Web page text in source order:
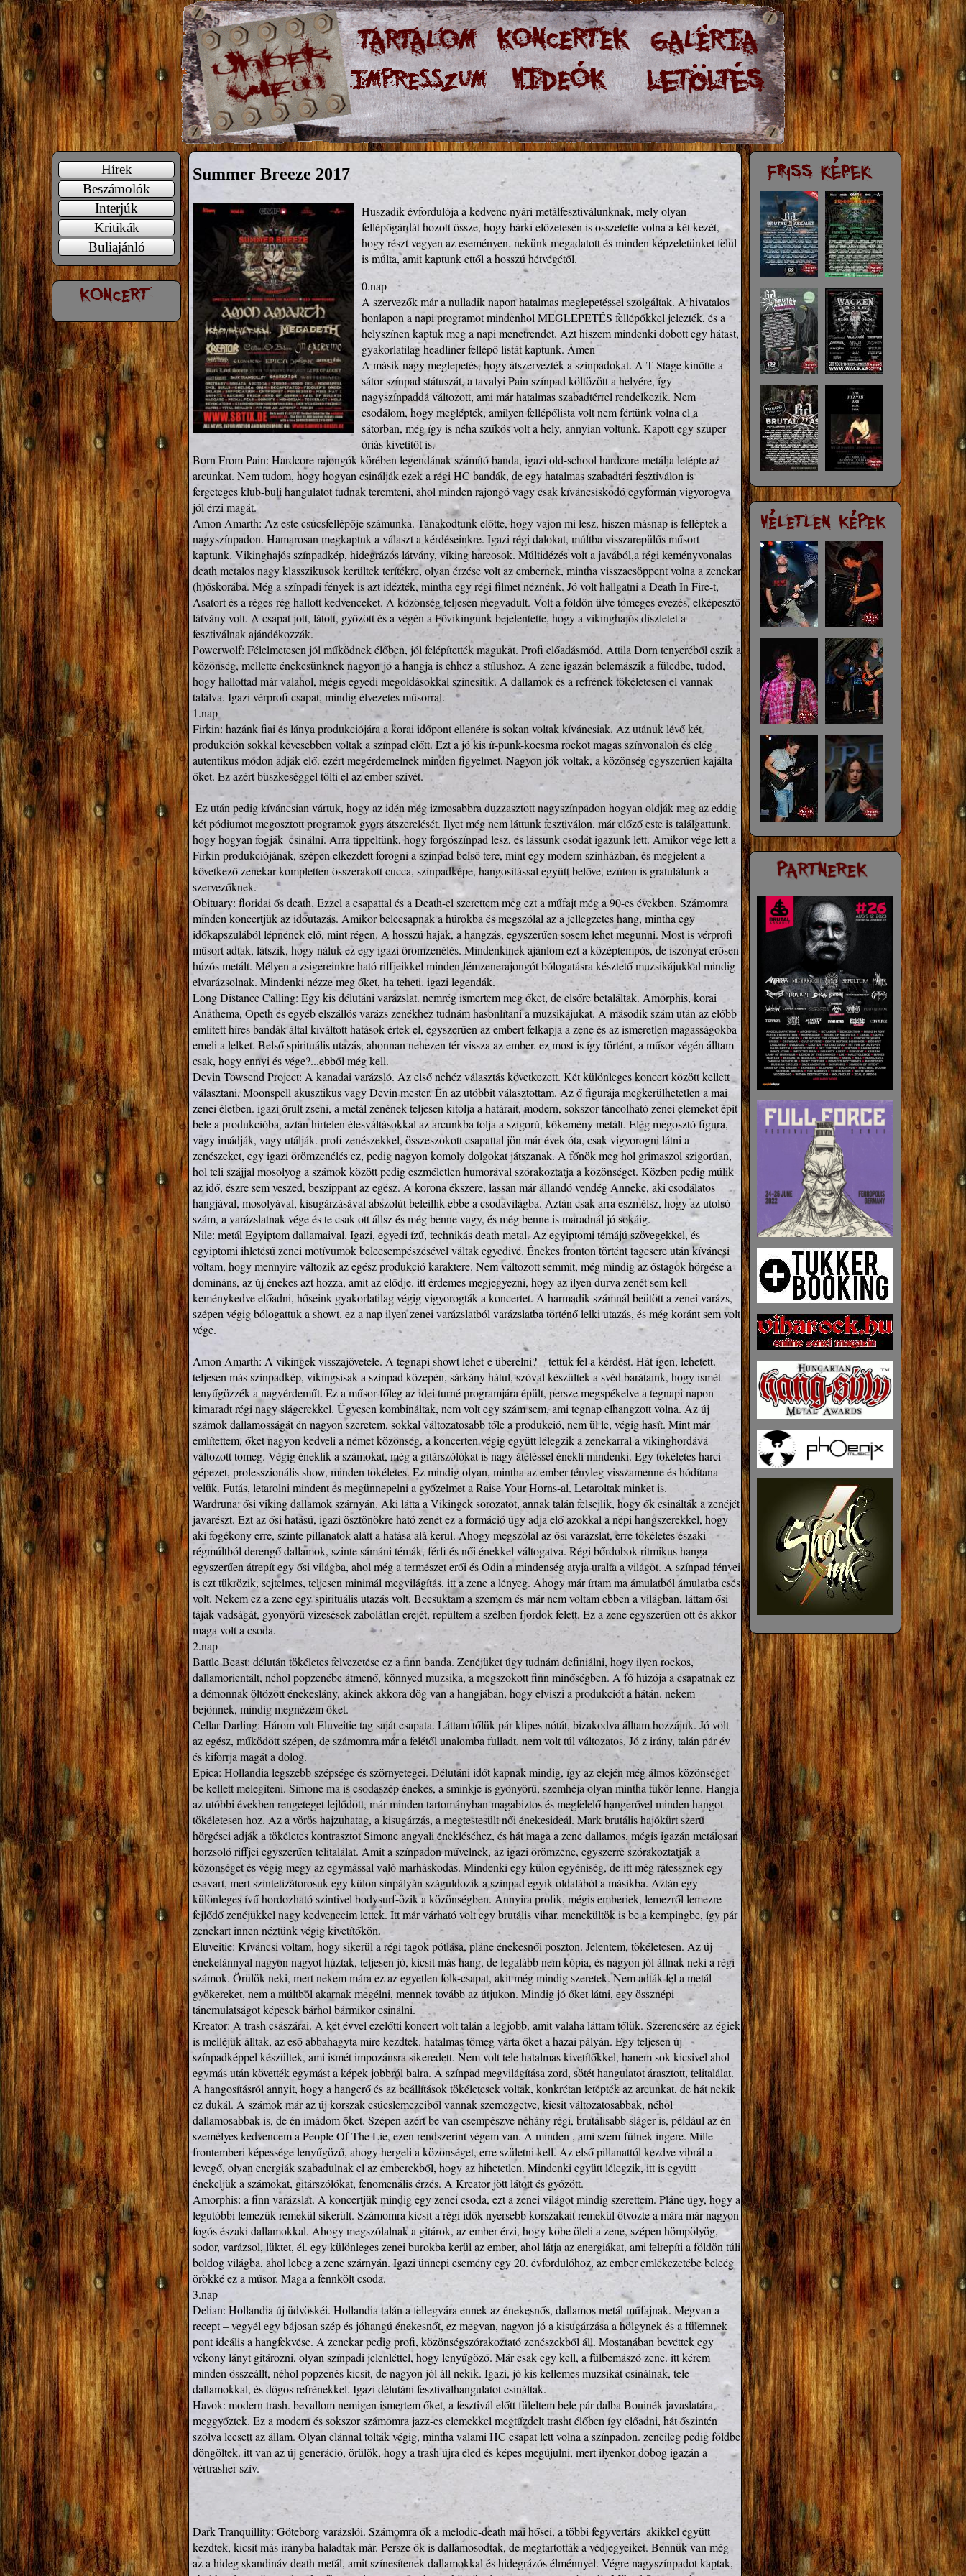
Hírek
Beszámolók
Interjúk
Kritikák
Buliajánló
Summer Breeze 2017
Huszadik évfordulója a kedvenc nyári metálfesztiválunknak, mely olyan
fellépőgárdát hozott össze, hogy bárki előzetesen is összetette volna a két kezét,
hogy részt vegyen az eseményen. nekünk megadatott és minden képzeletünket felül
is múlta, amit kaptunk ettől a hosszú hétvégétől.
0.nap
A szervezők már a nulladik napon hatalmas meglepetéssel szolgáltak. A hivatalos honlapon a napi programot mindenhol MEGLEPETÉS fellépőkkel jelezték, és a helyszínen kaptuk meg a napi menetrendet. Azt hiszem mindenki dobott egy hátast, gyakorlatilag headliner fellépő listát kaptunk. Ámen
A másik nagy meglepetés, hogy átszervezték a színpadokat. A T-Stage kinőtte a sátor színpad státuszát, a tavalyi Pain színpad költözött a helyére, így nagyszínpaddá változott, ami már hatalmas szabadtérrel rendelkezik. Nem csodálom, hogy meglépték, amilyen fellépőlista volt nem fértünk volna el a sátorban, még így is néha szűkös volt a hely, annyian voltunk. Kapott egy szuper óriás kivetítőt is.
Born From Pain: Hardcore rajongók körében legendának számító banda, igazi old-school hardcore metálja letépte az arcunkat. Nem tudom, hogy hogyan csinálják ezek a régi HC bandák, de egy hatalmas szabadtéri fesztiválon is fergeteges klub-buli hangulatot tudnak teremteni, ahol minden rajongó vagy csak kíváncsiskodó egyformán vigyorogva jól érzi magát.
Amon Amarth: Az este csúcsfellépője számunka. Tanakodtunk előtte, hogy vajon mi lesz, hiszen másnap is felléptek a nagyszínpadon. Hamarosan megkaptuk a választ a kérdéseinkre. Igazi régi dalokat, múltba visszarepülős műsort kaptunk. Vikinghajós színpadkép, hidegrázós látvány, viking harcosok. Múltidézés volt a javából,a régi keményvonalas death metalos nagy klasszikusok kerültek terítékre, olyan érzése volt az embernek, mintha visszacsöppent volna a zenekar (h)őskorába. Még a színpadi fények is azt idézték, mintha egy régi filmet néznénk. Jó volt hallgatni a Death In Fire-t, Asatort és a réges-rég hallott kedvenceket. A közönség teljesen megvadult. Volt a földön ülve tömeges evezés, elképesztő látvány volt. A csapat jött, látott, győzött és a végén a Fővikingünk bejelentette, hogy a vikinghajós díszletet a fesztiválnak ajándékozzák.
Powerwolf: Félelmetesen jól működnek élőben, jól felépítették magukat. Profi előadásmód, Attila Dorn tenyeréből eszik a közönség, mellette énekesünknek nagyon jó a hangja is ehhez a stílushoz. A zene igazán belemászik a füledbe, tudod, hogy hallottad már valahol, mégis egyedi megoldásokkal színesítik. A dallamok és a refrének tökéletesen el vannak találva. Igazi vérprofi csapat, mindig élvezetes műsorral.
1.nap
Firkin: hazánk fiai és lánya produkciójára a korai időpont ellenére is sokan voltak kíváncsiak. Az utánuk lévő két produkción sokkal kevesebben voltak a színpad előtt. Ezt a jó kis ír-punk-kocsma rockot magas színvonalon és elég autentikus módon adják elő. ezért megérdemelnek minden figyelmet. Nagyon jók voltak, a közönség egyszerűen kajálta őket. Ez azért büszkeséggel tölti el az ember szívét.

 Ez után pedig kíváncsian vártuk, hogy az idén még izmosabbra duzzasztott nagyszínpadon hogyan oldják meg az eddig két pódiumot megosztott programok gyors átszerelését. Ilyet még nem láttunk fesztiválon, már előző este is találgattunk, hogy hogyan fogják  csinálni. Arra tippeltünk, hogy forgószínpad lesz, és lássunk csodát igazunk lett. Amikor vége lett a Firkin produkciójának, szépen elkezdett forogni a színpad belső tere, mint egy modern színházban, és megjelent a következő zenekar kompletten összerakott cucca, színpadképe, hangosítással együtt belőve, ezúton is gratulálunk a szervezőknek.
Obituary: floridai ős death. Ezzel a csapattal és a Death-el szerettem meg ezt a műfajt még a 90-es években. Számomra minden koncertjük az időutazás. Amikor belecsapnak a húrokba és megszólal az a jellegzetes hang, mintha egy időkapszulából lépnének elő, mint régen. A hosszú hajak, a hangzás, egyszerűen sosem lehet megunni. Most is vérprofi műsort adtak, látszik, hogy náluk ez egy igazi örömzenélés. Mindenkinek ajánlom ezt a középtempós, de iszonyat erősen húzós metált. Mélyen a zsigereinkre ható riffjeikkel minden fémzenerajongót bólogatásra késztető muzsikájukkal mindig elvarázsolnak. Mindenki nézze meg őket, ha teheti. igazi legendák.
Long Distance Calling: Egy kis délutáni varázslat. nemrég ismertem meg őket, de elsőre betaláltak. Amorphis, korai Anathema, Opeth és egyéb elszállós varázs zenékhez tudnám hasonlítani a muzsikájukat. A második szám után az előbb említett híres bandák által kiváltott hatások értek el, egyszerűen az embert felkapja a zene és az ismeretlen magasságokba emeli a lelket. Belső spirituális utazás, ahonnan nehezen tér vissza az ember. ez most is így történt, a műsor végén álltam csak, hogy ennyi és vége?...ebből még kell.
Devin Towsend Project: A kanadai varázsló. Az első nehéz választás következett. Két különleges koncert között kellett választani, Moonspell akusztikus vagy Devin mester. Én az utóbbit választottam. Az ő figurája megkerülhetetlen a mai zenei életben. igazi őrült zseni, a metál zenének teljesen kitolja a határait, modern, sokszor táncolható zenei elemeket épít bele a produkcióba, aztán hirtelen élesváltásokkal az arcunkba tolja a szigorú, kőkemény metált. Elég megosztó figura, vagy imádják, vagy utálják. profi zenészekkel, összeszokott csapattal jön már évek óta, csak vigyorogni látni a zenészeket, egy igazi örömzenélés ez, pedig nagyon komoly dolgokat játszanak. A főnök meg hol grimaszol szigorúan, hol teli szájjal mosolyog a számok között pedig eszméletlen humorával szórakoztatja a közönséget. Közben pedig múlik az idő, észre sem veszed, beszippant az egész. A korona ékszere, lassan már állandó vendég Anneke, aki csodálatos hangjával, mosolyával, kisugárzásával abszolút beleillik ebbe a csodavilágba. Aztán csak arra eszmélsz, hogy az utolsó szám, a varázslatnak vége és te csak ott állsz és még benne vagy, és még benne is maradnál jó sokáig.
Nile: metál Egyiptom dallamaival. Igazi, egyedi ízű, technikás death metal. Az egyiptomi témájú szövegekkel, és egyiptomi ihletésű zenei motívumok belecsempészésével váltak egyedivé. Énekes fronton történt tagcsere után kíváncsi voltam, hogy mennyire változik az egész produkció karaktere. Nem változott semmit, még mindig az őstagok hörgése a domináns, az új énekes azt hozza, amit az elődje. itt érdemes megjegyezni, hogy az ilyen durva zenét sem kell keménykedve előadni, hőseink gyakorlatilag végig vigyorogták a koncertet. A harmadik számnál beütött a zenei varázs, szépen végig bólogattuk a showt. ez a nap ilyen zenei varázslatból varázslatba történő lelki utazás, és még koránt sem volt vége.

Amon Amarth: A vikingek visszajövetele. A tegnapi showt lehet-e überelni? – tettük fel a kérdést. Hát igen, lehetett. teljesen más színpadkép, vikingsisak a színpad közepén, sárkány hátul, szóval készültek a svéd barátaink, hogy ismét lenyűgözzék a nagyérdeműt. Ez a műsor főleg az idei turné programjára épült, persze megspékelve a tegnapi napon kimaradt régi nagy slágerekkel. Ügyesen kombináltak, nem volt egy szám sem, ami tegnap elhangzott volna. Az új számok dallamosságát én nagyon szeretem, sokkal változatosabb tőle a produkció, nem ül le, végig hasít. Mint már említettem, őket nagyon kedveli a német közönség, a koncerten végig együtt lélegzik a zenekarral a vikinghordává változott tömeg. Végig éneklik a számokat, még a gitárszólókat is nagy átéléssel énekli mindenki. Egy tökéletes harci gépezet, professzionális show, minden tökéletes. Ez mindig olyan, mintha az ember tényleg visszamenne és hódítana velük. Futás, letarolni mindent és megünnepelni a győzelmet a Raise Your Horns-al. Letaroltak minket is.
Wardruna: ősi viking dallamok szárnyán. Aki látta a Vikingek sorozatot, annak talán felsejlik, hogy ők csinálták a zenéjét javarészt. Ezt az ősi hatású, igazi ösztönökre ható zenét ez a formáció úgy adja elő azokkal a népi hangszerekkel, hogy aki fogékony erre, szinte pillanatok alatt a hatása alá kerül. Ahogy megszólal az ősi varázslat, erre tökéletes északi régmúltból derengő dallamok, szinte sámáni témák, férfi és női énekkel váltogatva. Régi bőrdobok ritmikus hanga egyszerűen átrepít egy ősi világba, ahol még a természet erői és Odin a mindenség atyja uralta a világot. A színpad fényei is ezt tükrözik, sejtelmes, teljesen minimál megvilágítás, itt a zene a lényeg. Ahogy már írtam ma ámulatból ámulatba esés volt. Nekem ez a zene egy spirituális utazás volt. Becsuktam a szemem és már nem voltam ebben a világban, láttam ősi tájak vadságát, gyönyörű vízesések zabolátlan erejét, repültem a szélben fjordok felett. Ez a zene egyszerűen ott és akkor maga volt a csoda.
2.nap
Battle Beast: délután tökéletes felvezetése ez a finn banda. Zenéjüket úgy tudnám definiálni, hogy ilyen rockos, dallamorientált, néhol popzenébe átmenő, könnyed muzsika, a megszokott finn minőségben. A fő húzója a csapatnak ez a démonnak öltözött énekeslány, akinek akkora dög van a hangjában, hogy elviszi a produkciót a hátán. nekem bejönnek, mindig megnézem őket.
Cellar Darling: Három volt Eluveitie tag saját csapata. Láttam tőlük pár klipes nótát, bizakodva álltam hozzájuk. Jó volt az egész, működött szépen, de számomra már a felétől unalomba fulladt. nem volt túl változatos. Jó z irány, talán pár év és kiforrja magát a dolog.
Epica: Hollandia legszebb szépsége és szörnyetegei. Délutáni időt kapnak mindig, így az elején még álmos közönséget be kellett melegíteni. Simone ma is csodaszép énekes, a sminkje is gyönyörű, szemhéja olyan mintha tükör lenne. Hangja az utóbbi években rengeteget fejlődött, már minden tartományban magabiztos és megfelelő hangerővel minden hangot tökéletesen hoz. Az a vörös hajzuhatag, a kisugárzás, a megtestesült női énekesideál. Mark brutális hajókürt szerű hörgései adják a tökéletes kontrasztot Simone angyali énekléséhez, és hát maga a zene dallamos, mégis igazán metálosan horzsoló riffjei egyszerűen telitalálat. Amit a színpadon művelnek, az igazi örömzene, egyszerre szórakoztatják a közönséget és végig megy az egymással való marháskodás. Mindenki egy külön egyéniség, de itt még rátessznek egy csavart, mert szintetizátorosuk egy külön sínpályán száguldozik a színpad egyik oldalából a másikba. Aztán egy különleges ívű hordozható szintivel bodysurf-özik a közönségben. Annyira profik, mégis emberiek, lemezről